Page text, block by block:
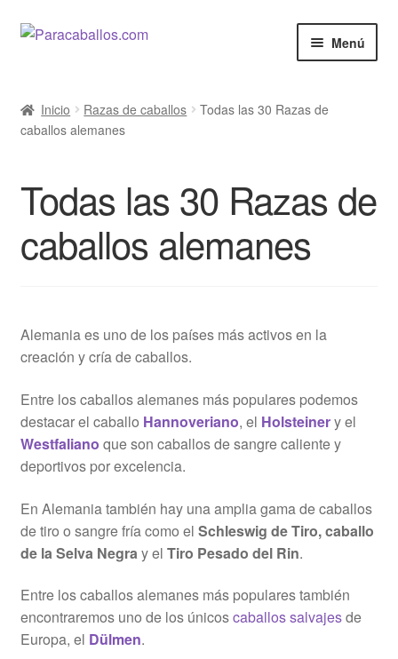
Ir
navegación
Ir
Menú
Curiosidades
Venta de Caballos
Inicio Razas de caballos
Todas las 30 Razas de
caballos alemanes
Todas las 30 Razas de
caballos alemanes
Alemania es uno de los países más activos en la
creación y cría de caballos.
Entre los caballos alemanes más populares podemos
destacar el caballo Hannoveriano, el Holsteinery el
Westfaliano que son caballos de sangre caliente y
deportivos por excelencia.
En Alemania también hay una amplia gama de caballos
de tiro o sangre fría como el Schleswig de Tiro, caballo
de la Selva Negray el Tiro Pesado del Rin.
Entre los caballos alemanes más populares también
encontraremos uno de los únicoscaballos salvajesde
Europa, el Dülmen.